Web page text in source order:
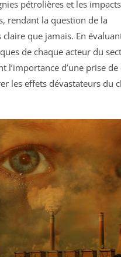
pétrolières et les impacts
rendant la question de la
claire que jamais. En
de chaque acteur du
l’importance d’une prise de
les effets dévastateurs du